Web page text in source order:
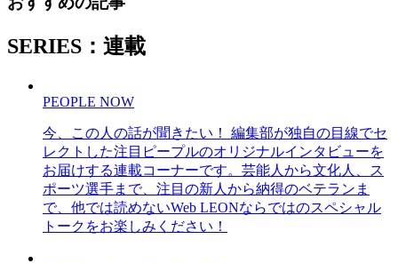
SERIES：連載
PEOPLE NOW
今、この人の話が聞きたい！ 編集部が独自の目線でセ
レクトした注目ピープルのオリジナルインタビューを
お届けする連載コーナーです。芸能人から文化人、ス
ポーツ選手まで、注目の新人から納得のベテランま
で、他では読めないWeb LEONならではのスペシャル
トークをお楽しみください！